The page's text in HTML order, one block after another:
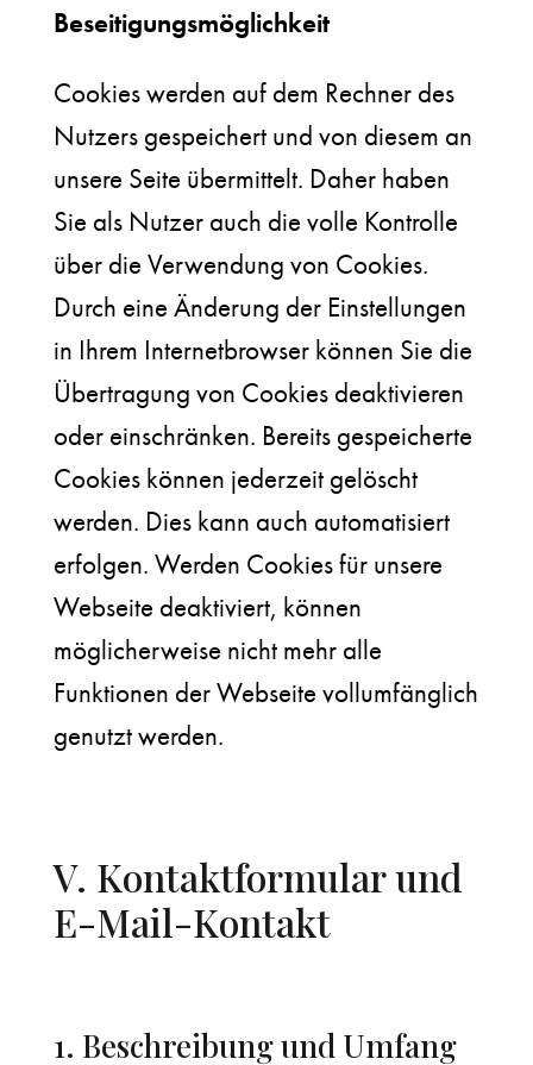
Beseitigungsmöglichkeit
Cookies werden auf dem Rechner des
Nutzers gespeichert und von diesem an
unsere Seite übermittelt. Daher haben
Sie als Nutzer auch die volle Kontrolle
über die Verwendung von Cookies.
Durch eine Änderung der Einstellungen
in Ihrem Internetbrowser können Sie die
Übertragung von Cookies deaktivieren
oder einschränken. Bereits gespeicherte
Cookies können jederzeit gelöscht
werden. Dies kann auch automatisiert
erfolgen. Werden Cookies für unsere
Webseite deaktiviert, können
möglicherweise nicht mehr alle
Funktionen der Webseite vollumfänglich
genutzt werden.
V. Kontaktformular und
E-Mail-Kontakt
1. Beschreibung und Umfang